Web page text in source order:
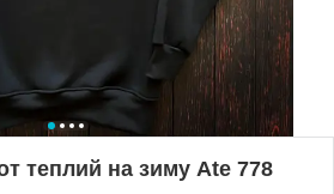
теплий на зиму Ate 778